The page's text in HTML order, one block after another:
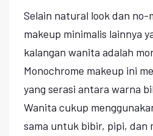
Selain natural look dan no-
makeup minimalis lainnya
kalangan wanita adalah
Monochrome makeup ini
yang serasi antara warna
Wanita cukup
sama untuk bibir, pipi, dan